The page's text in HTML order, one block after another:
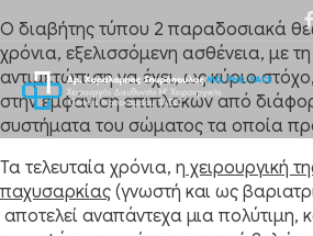
O διαβήτης τύπου 2 παραδοσιακά
χρόνια, εξελισσόμενη ασθένεια, με
αντιμετώπιση να έχει, ως κύριο
στην εμφάνιση επιπλοκών από
συστήματα του σώματος τα οποία
Τα τελευταία χρόνια, η χειρουργική
παχυσαρκίας (γνωστή και ως
αποτελεί αναπάντεχα μια πολύτιμη,